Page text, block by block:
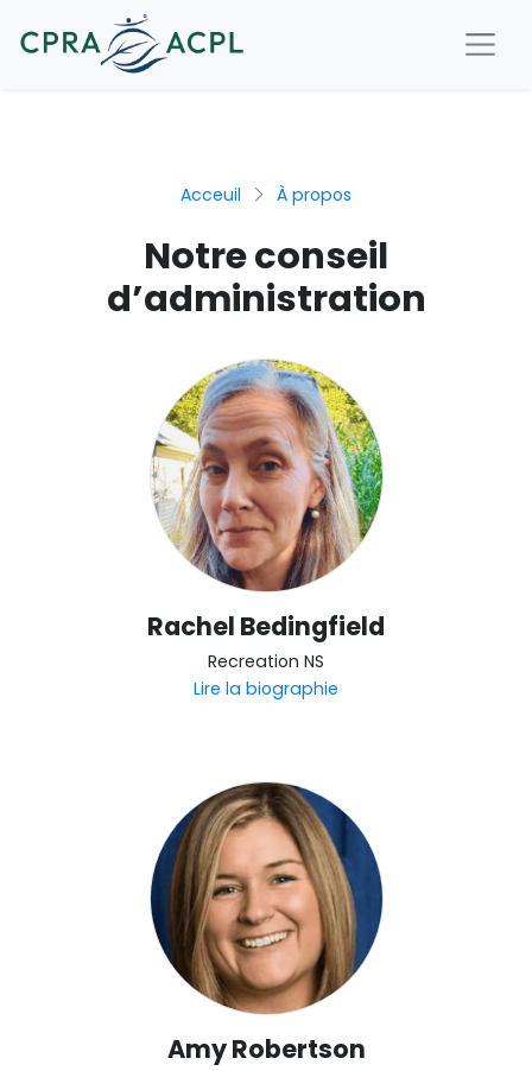
Acceuil À propos
Notre conseil
d’administration
Rachel Bedingfield
Recreation NS
Lire la biographie
Amy Robertson